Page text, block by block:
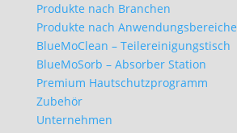
Produkte nach Branchen
Produkte nach Anwendungsbereiche
BlueMoClean – Teilereinigungstisch
BlueMoSorb – Absorber Station
Premium Hautschutzprogramm
Zubehör
Unternehmen